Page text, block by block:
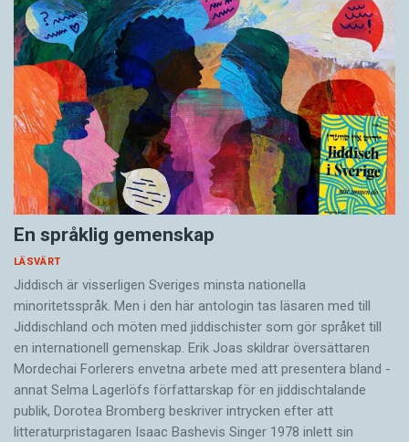
En språklig gemenskap
LÄSVÄRT
Jiddisch är visserligen Sveriges minsta nationella
minoritetsspråk. Men i den här antologin tas läsaren med till
Jiddischland och möten med jiddischister som gör språket till
en internationell gemenskap. Erik Joas skildrar översättaren
Morde­chai Forlerers envetna arbete med att presentera bland ­
annat Selma Lagerlöfs författarskap för en jiddisch­talande
publik, Dorotea Bromberg beskriver intrycken efter att
litteraturpristagaren Isaac Bashevis Singer 1978 inlett sin